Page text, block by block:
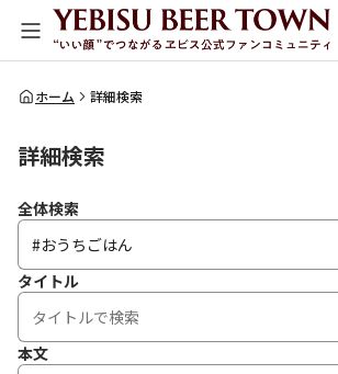
全体検索
ホーム 詳細検索
詳細検索
全体検索
タイトル
本文